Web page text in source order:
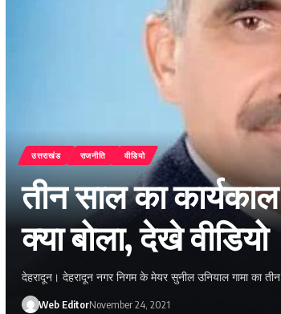
उत्तराखंड राजनीति वीडियो
तीन साल का
क्या बोला, देखे वीडियो
देहरादून। देहरादून नगर निगम के मेयर सुनील उनियाल गामा का
Web EditorNovember 24, 2021